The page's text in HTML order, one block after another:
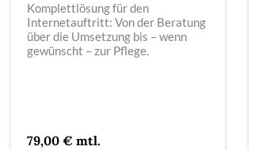
Komplettlösung für den
Internetauftritt: Von der Beratung
über die Umsetzung bis – wenn
gewünscht – zur Pflege.
79,00 € mtl.